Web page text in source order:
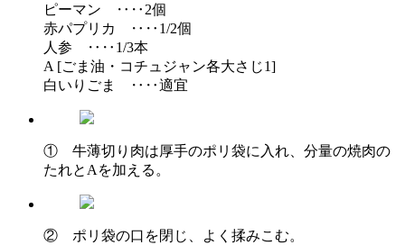
ピーマン ‥‥2個
赤パプリカ ‥‥1/2個
人参 ‥‥1/3本
A [ごま油・コチュジャン各大さじ1]
白いりごま ‥‥適宜
① 牛薄切り肉は厚手のポリ袋に入れ、分量の焼肉の
たれとAを加える。
② ポリ袋の口を閉じ、よく揉みこむ。